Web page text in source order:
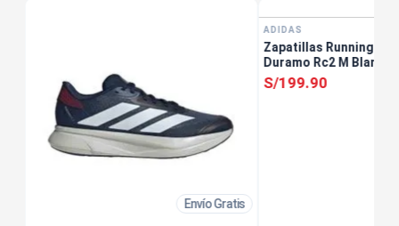
Envío Gratis
ADIDAS
Zapatillas Running
Duramo Rc2 M Blanco
S/199.90